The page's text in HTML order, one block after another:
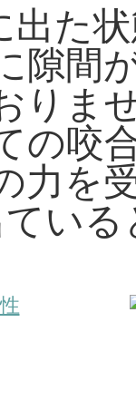
出た
隙間
りま
の咬
力を
い